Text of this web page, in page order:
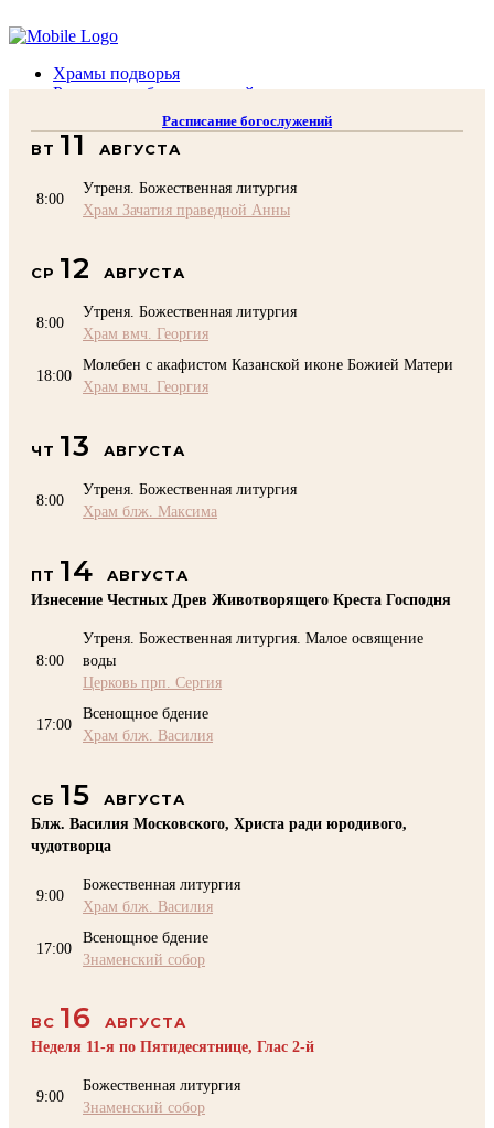
Храмы подворья
Расписание богослужений
Воскресная школа
Преподаватели Воскресной школы
КОНТАКТЫ
Помочь Подворью
Расписание богослужений
ВТ 11 АВГУСТА
8:00
Утреня. Божественная литургия
Храм Зачатия праведной Анны
СР 12 АВГУСТА
8:00
Утреня. Божественная литургия
Храм вмч. Георгия
18:00
Молебен с акафистом Казанской иконе Божией Матери
Храм вмч. Георгия
ЧТ 13 АВГУСТА
8:00
Утреня. Божественная литургия
Храм блж. Максима
ПТ 14
АВГУСТА
Изнесение Честных Древ Животворящего Креста Господня
8:00
Утреня. Божественная литургия. Малое освящение
воды
Церковь прп. Сергия
17:00
Всенощное бдение
Храм блж. Василия
СБ 15
АВГУСТА
Блж. Василия Московского, Христа ради юродивого,
чудотворца
9:00
Божественная литургия
Храм блж. Василия
17:00
Всенощное бдение
Знаменский собор
ВС 16
АВГУСТА
Неделя 11-я по Пятидесятнице, Глас 2-й
9:00
Божественная литургия
Знаменский собор